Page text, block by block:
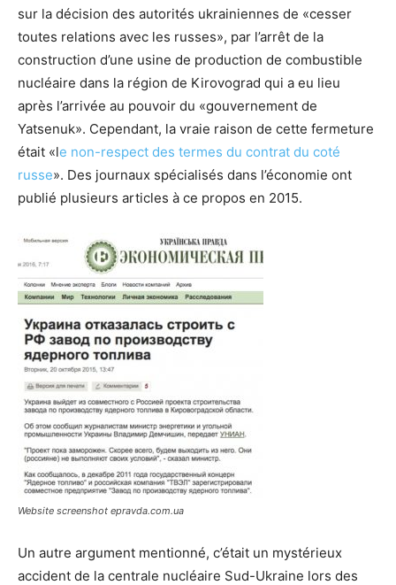
sur la décision des autorités ukrainiennes de «cesser
toutes relations avec les russes», par l’arrêt de la
construction d’une usine de production de combustible
nucléaire dans la région de Kirovograd qui a eu lieu
après l’arrivée au pouvoir du «gouvernement de
Yatsenuk». Cependant, la vraie raison de cette fermeture
était «le non-respect des termes du contrat du coté
russe». Des journaux spécialisés dans l’économie ont
publié plusieurs articles à ce propos en 2015.
Website screenshot epravda.com.ua
Un autre argument mentionné, c’était un mystérieux
accident de la centrale nucléaire Sud-Ukraine lors des